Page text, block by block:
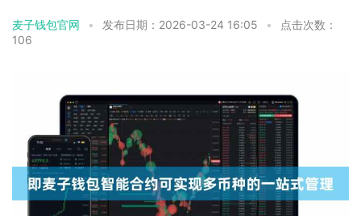
麦子钱包官网 • 发布日期：2026-03-24 16:05 •
点击次数：
106